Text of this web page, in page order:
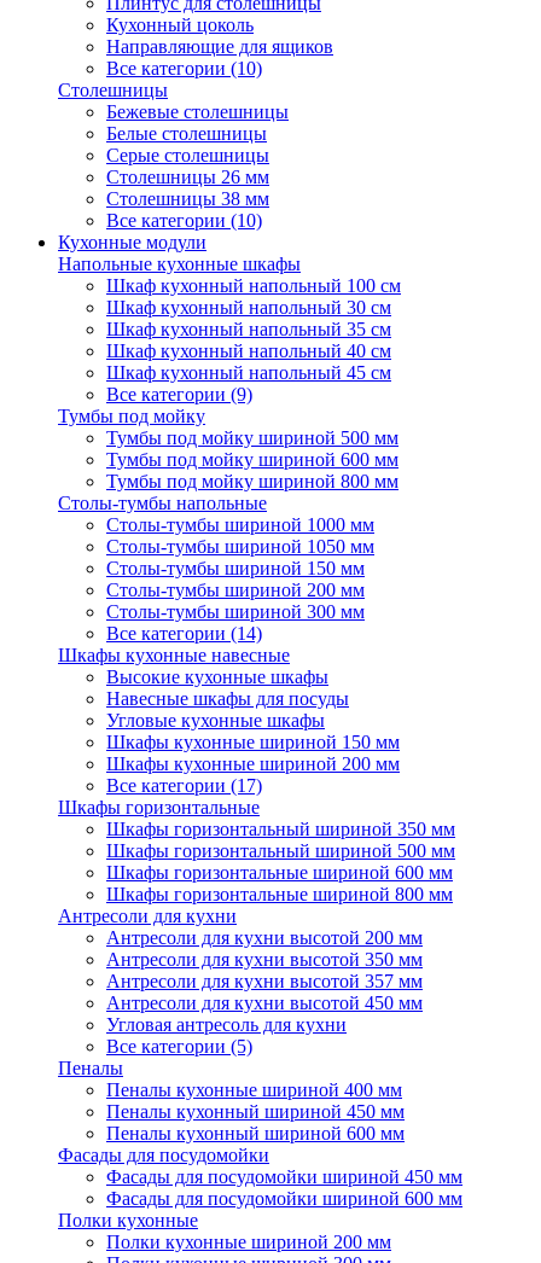
Кухонный цоколь
Направляющие для ящиков
Все категории (10)
Столешницы
Бежевые столешницы
Белые столешницы
Серые столешницы
Столешницы 26 мм
Столешницы 38 мм
Все категории (10)
Кухонные модули
Напольные кухонные шкафы
Шкаф кухонный напольный 100 см
Шкаф кухонный напольный 30 см
Шкаф кухонный напольный 35 см
Шкаф кухонный напольный 40 см
Шкаф кухонный напольный 45 см
Все категории (9)
Тумбы под мойку
Тумбы под мойку шириной 500 мм
Тумбы под мойку шириной 600 мм
Тумбы под мойку шириной 800 мм
Столы-тумбы напольные
Столы-тумбы шириной 1000 мм
Столы-тумбы шириной 1050 мм
Столы-тумбы шириной 150 мм
Столы-тумбы шириной 200 мм
Столы-тумбы шириной 300 мм
Все категории (14)
Шкафы кухонные навесные
Высокие кухонные шкафы
Навесные шкафы для посуды
Угловые кухонные шкафы
Шкафы кухонные шириной 150 мм
Шкафы кухонные шириной 200 мм
Все категории (17)
Шкафы горизонтальные
Шкафы горизонтальный шириной 350 мм
Шкафы горизонтальный шириной 500 мм
Шкафы горизонтальные шириной 600 мм
Шкафы горизонтальные шириной 800 мм
Антресоли для кухни
Антресоли для кухни высотой 200 мм
Антресоли для кухни высотой 350 мм
Антресоли для кухни высотой 357 мм
Антресоли для кухни высотой 450 мм
Угловая антресоль для кухни
Все категории (5)
Пеналы
Пеналы кухонные шириной 400 мм
Пеналы кухонный шириной 450 мм
Пеналы кухонный шириной 600 мм
Фасады для посудомойки
Фасады для посудомойки шириной 450 мм
Фасады для посудомойки шириной 600 мм
Полки кухонные
Полки кухонные шириной 200 мм